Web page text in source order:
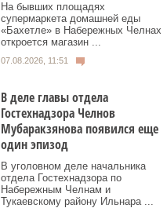
На бывших площадях
супермаркета домашней еды
«Бахетле» в Набережных Челнах
откроется магазин ...
07.08.2026, 11:51
В деле главы отдела
Гостехнадзора Челнов
Мубаракзянова появился еще
один эпизод
В уголовном деле начальника
отдела Гостехнадзора по
Набережным Челнам и
Тукаевскому району Ильнара ...